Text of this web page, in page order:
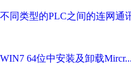
不同类型的PLC之间的连网通
WIN7 64位中安装及卸载Mircr...